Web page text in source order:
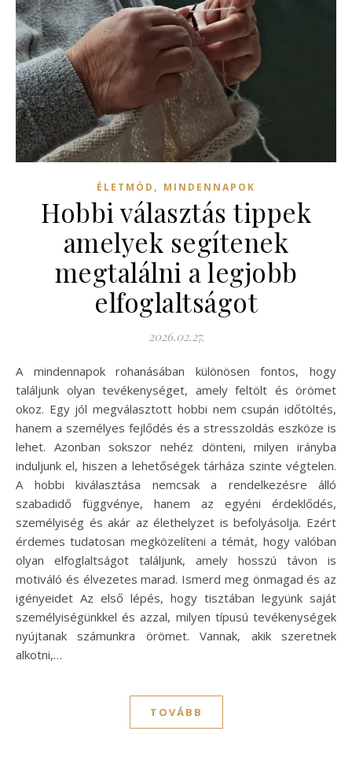
ÉLETMÓD , MINDENNAPOK
Hobbi választás tippek
amelyek segítenek
megtalálni a legjobb
elfoglaltságot
2026.02.27.
A mindennapok rohanásában különösen fontos, hogy
találjunk olyan tevékenységet, amely feltölt és örömet
okoz. Egy jól megválasztott hobbi nem csupán időtöltés,
hanem a személyes fejlődés és a stresszoldás eszköze is
lehet. Azonban sokszor nehéz dönteni, milyen irányba
induljunk el, hiszen a lehetőségek tárháza szinte végtelen.
A hobbi kiválasztása nemcsak a rendelkezésre álló
szabadidő függvénye, hanem az egyéni érdeklődés,
személyiség és akár az élethelyzet is befolyásolja. Ezért
érdemes tudatosan megközelíteni a témát, hogy valóban
olyan elfoglaltságot találjunk, amely hosszú távon is
motiváló és élvezetes marad. Ismerd meg önmagad és az
igényeidet Az első lépés, hogy tisztában legyünk saját
személyiségünkkel és azzal, milyen típusú tevékenységek
nyújtanak számunkra örömet. Vannak, akik szeretnek
alkotni,…
TOVÁBB